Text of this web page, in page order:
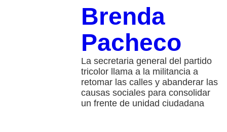
Brenda
Pacheco
La secretaria general del partido
tricolor llama a la militancia a
retomar las calles y abanderar las
causas sociales para consolidar
un frente de unidad ciudadana